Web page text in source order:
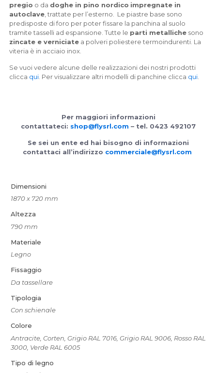
pregio o da doghe in pino nordico impregnate in
autoclave , trattate per l’esterno. Le piastre base sono
predisposte di foro per poter fissare la panchina al suolo
tramite tasselli ad espansione. Tutte le parti metalliche sono
zincate e verniciate a polveri poliestere termoindurenti. La
viteria è in acciaio inox.
Se vuoi vedere alcune delle realizzazioni dei nostri prodotti
clicca qui . Per visualizzare altri modelli di panchine clicca qui
Per maggiori informazioni
contattateci: shop@flysrl.com – tel. 0423 492107
Se sei un ente ed hai bisogno di informazioni
contattaci all’indirizzo commerciale@flysrl.com
Dimensioni
1870 x 720 mm
Altezza
790 mm
Materiale
Legno
Fissaggio
Da tassellare
Tipologia
Con schienale
Colore
Antracite, Corten, Grigio RAL 7016, Grigio RAL 9006, Rosso RAL
3000, Verde RAL 6005
Tipo di legno